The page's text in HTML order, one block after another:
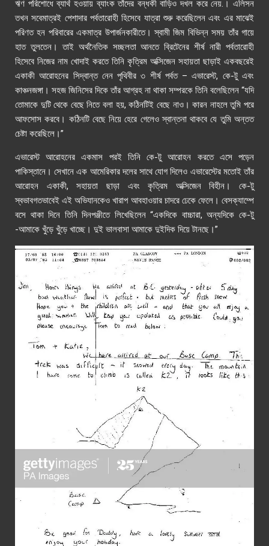
ঋণ পরিশোধে ব্যার্থ হওয়ায় ব্যাংক তাঁদের বন্ধকী বাড়িও দখল করে নেয়.। এলিসন
তখন সবেমাত্রই পেশাদার পর্বতারোহী হিসেবে যাত্রা শুরু করেছিলেন এবং এর মাঝেই
পরিণত হন পরিবারের একমাত্র উপার্জনকারীতে। স্বামী জিম বিভিন্ন সময় তাঁর গায়ে
হাত তুলতেন। তাই অর্থনৈতিক সচ্ছলতা আনতে ব্রিটেনের শীর্ষ নারী পর্বতারোহী
হিসেবে নিজের নাম খোদাই করতে তিনি কৃত্রিম অক্সিজেন সহায়তা ছাড়াই একবছরেই
একাকী আরোহনের সিদ্বান্ত নেন পৃথিবীর ৩ শীর্ষ পর্বত – এভারেস্ট, কে-টু এবং
কাঞ্চনজঙ্গা। সহজ জিনিসের দিকে তাঁর আগ্রহ না থাকা সম্পরকে তিনি বলেছিলেন “যদি
তোমাকে দুটি থেকে বেছে নিতে বলা হয়, কঠিনটিই বেছে নাও। কারন নাহলে তুমি পরে
আফসোস করবে। কঠিনটি বেছে নিয়ে হেরে গেলেও স্বান্তনা থাকবে যে তুমি অন্তত
চেষ্টা করেছিলে।”
এভারেস্ট আরোহনের একমাস পরই তিনি কে-টু আরোহন করতে এসে পড়েন
পাকিস্তানে। সেখানে এক আমেরিকার দলের সাথে যোগ দিলেও এভারেস্টের মতোই তাঁর
আরোহন একাকী,সহায়তা ছাড়া এবং কৃত্রিম অক্সিজেন বিহীন। কে-টু
স্বভাবগতভাবেই এই অভিযানকেও খারাপ আবহাওয়ার চাদরে ঢেকে ফেলে। বেসক্যাম্পে
বসে থাকা দিনে তিনি দিনপঞ্জীতে লিখেছিলেন “একদিকে বাচ্চারা, অন্যদিকে কে-টু
-আমাকে খুঁড়ে খুঁড়ে খাচ্ছে। দুই ভালবাসা আমাকে দুইদিক দিয়ে টানছে।”